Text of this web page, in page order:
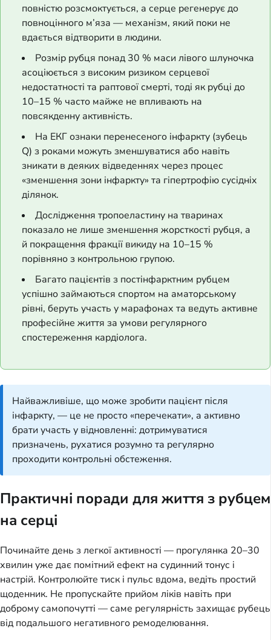
повністю розсмоктується, а серце регенерує до
повноцінного м’яза — механізм, який поки не
вдається відтворити в людини.
Розмір рубця понад 30 % маси лівого шлуночка
асоціюється з високим ризиком серцевої
недостатності та раптової смерті, тоді як рубці до
10–15 % часто майже не впливають на
повсякденну активність.
На ЕКГ ознаки перенесеного інфаркту (зубець
Q) з роками можуть зменшуватися або навіть
зникати в деяких відведеннях через процес
«зменшення зони інфаркту» та гіпертрофію сусідніх
ділянок.
Дослідження тропоеластину на тваринах
показало не лише зменшення жорсткості рубця, а
й покращення фракції викиду на 10–15 %
порівняно з контрольною групою.
Багато пацієнтів з постінфарктним рубцем
успішно займаються спортом на аматорському
рівні, беруть участь у марафонах та ведуть активне
професійне життя за умови регулярного
спостереження кардіолога.
Найважливіше, що може зробити пацієнт після
інфаркту, — це не просто «перечекати», а активно
брати участь у відновленні: дотримуватися
призначень, рухатися розумно та регулярно
проходити контрольні обстеження.
Практичні поради для життя з рубцем
на серці
Починайте день з легкої активності — прогулянка 20–30
хвилин уже дає помітний ефект на судинний тонус і
настрій. Контролюйте тиск і пульс вдома, ведіть простий
щоденник. Не пропускайте прийом ліків навіть при
доброму самопочутті — саме регулярність захищає рубець
від подальшого негативного ремоделювання.